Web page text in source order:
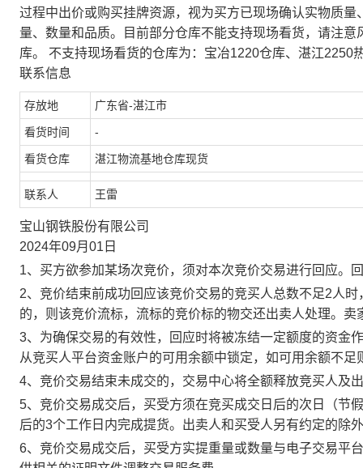
过程中出价或购买挂牌资源，视为买方已现场确认实物质
量、数量和品质。目前部分仓库不能支持现场看货，请注
库。 不支持现场看货的仓库为：宝冶1220仓库、湛江2250
联系信息
存放地 广东省-湛江市
看货时间 -
看货仓库 湛江物流基地仓库现货
联系人 王雷
宝山钢铁股份有限公司
2024年09月01日
1、买方欲参加某场次竞价，须对本次竞价交易进行回应。
2、竞价结束前成功回应该竞价交易的竞买人总数不足2人
的，则该竞价流标，流标的竞价标的物交还出卖人处理。
3、为确保交易的有效性，回应时将被冻结一定额度的资金
从竞买人平台资金账户的可用余额中锁定，如可用余额不足
4、竞价交易结束未成交的，交易中心将全额释放竞买人及
5、竞价交易成交后，买受方须在竞买成交日后的次日（节
后的3个工作日内完成提货。出卖人和买受人另有约定的除
6、竞价交易成交后，买受方实提重量或数量与电子交易平